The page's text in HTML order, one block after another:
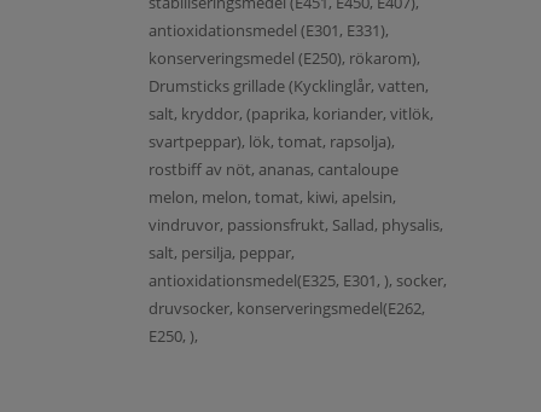
antioxidationsmedel (E301, E331),
konserveringsmedel (E250), rökarom),
Drumsticks grillade (Kycklinglår, vatten,
salt, kryddor, (paprika, koriander, vitlök,
svartpeppar), lök, tomat, rapsolja),
rostbiff av nöt, ananas, cantaloupe
melon, melon, tomat, kiwi, apelsin,
vindruvor, passionsfrukt, Sallad, physalis,
salt, persilja, peppar,
antioxidationsmedel(E325, E301, ), socker,
druvsocker, konserveringsmedel(E262,
E250, ),